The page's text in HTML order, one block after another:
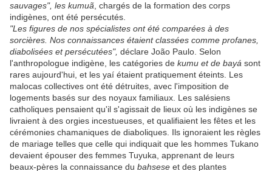
sauvages", les kumuã , chargés de la formation des corps
indigènes, ont été persécutés.
"Les figures de nos spécialistes ont été comparées à des
sorcières. Nos connaissances étaient classées comme profanes,
diabolisées et persécutées", déclare João Paulo. Selon
l'anthropologue indigène, les catégories de kumu et de bayá sont
rares aujourd'hui, et les yaí étaient pratiquement éteints. Les
malocas collectives ont été détruites, avec l'imposition de
logements basés sur des noyaux familiaux. Les salésiens
catholiques pensaient qu'il s'agissait de lieux où les indigènes se
livraient à des orgies incestueuses, et qualifiaient les fêtes et les
cérémonies chamaniques de diaboliques. Ils ignoraient les règles
de mariage telles que celle qui indiquait que les hommes Tukano
devaient épouser des femmes Tuyuka, apprenant de leurs
beaux-pères la connaissance du bahsese et des plantes